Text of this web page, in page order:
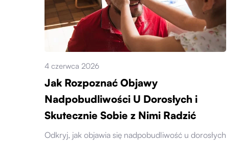
4 czerwca 2026
Jak Rozpoznać Objawy
Nadpobudliwości U Dorosłych i
Skutecznie Sobie z Nimi Radzić
Odkryj, jak objawia się nadpobudliwość u dorosłych